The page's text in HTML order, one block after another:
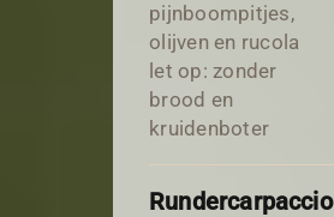
pijnboompitjes,
olijven en rucola
let op: zonder
brood en
kruidenboter
Rundercarpaccio